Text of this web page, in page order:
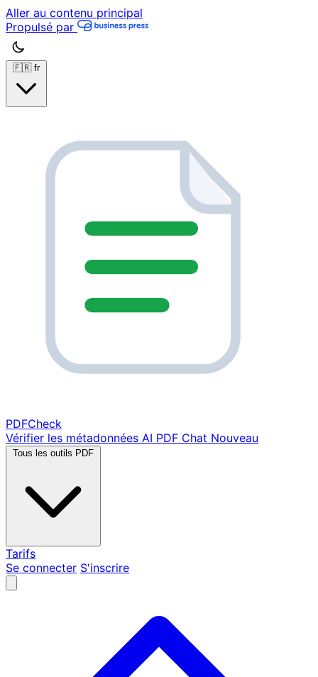
Aller au contenu principal
Propulsé par
🇫🇷 fr
PDFCheck
Vérifier les métadonnées AI PDF Chat Nouveau
Tous les outils PDF
Tarifs
Se connecter S'inscrire